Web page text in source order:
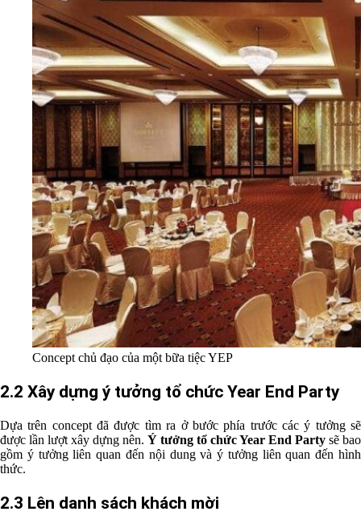
Concept chủ đạo của một bữa tiệc YEP
2.2 Xây dựng ý tưởng tổ chức Year End Party
Dựa trên concept đã được tìm ra ở bước phía trước các ý tưởng sẽ
được lần lượt xây dựng nên. Ý tưởng tổ chức Year End Party sẽ bao
gồm ý tưởng liên quan đến nội dung và ý tưởng liên quan đến hình
thức.
2.3 Lên danh sách khách mời